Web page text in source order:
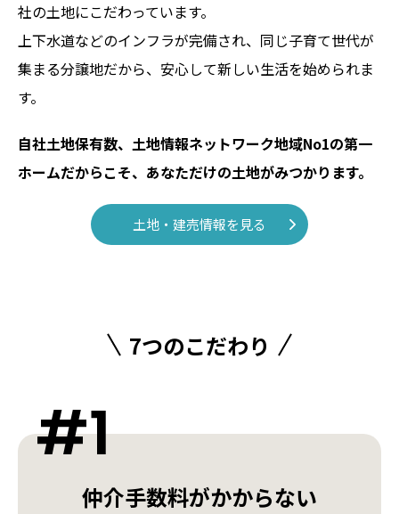
社の土地にこだわっています。
上下水道などのインフラが完備され、同じ子育て世代が
集まる分譲地だから、安心して新しい生活を始められま
す。
自社土地保有数、土地情報ネットワーク地域No1の第一
ホームだからこそ、あなただけの土地がみつかります。
土地・建売情報を見る
7つのこだわり
#1
仲介手数料がかからない